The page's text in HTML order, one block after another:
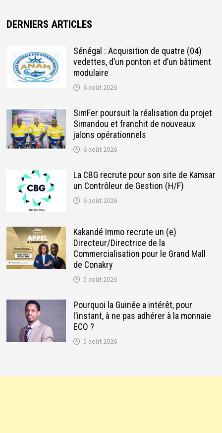
DERNIERS ARTICLES
Sénégal : Acquisition de quatre (04)
vedettes, d’un ponton et d’un bâtiment
modulaire
6 août 2026
SimFer poursuit la réalisation du projet
Simandou et franchit de nouveaux
jalons opérationnels
6 août 2026
La CBG recrute pour son site de Kamsar
un Contrôleur de Gestion (H/F)
6 août 2026
Kakandé Immo recrute un (e)
Directeur/Directrice de la
Commercialisation pour le Grand Mall
de Conakry
5 août 2026
Pourquoi la Guinée a intérêt, pour
l’instant, à ne pas adhérer à la monnaie
ECO ?
5 août 2026